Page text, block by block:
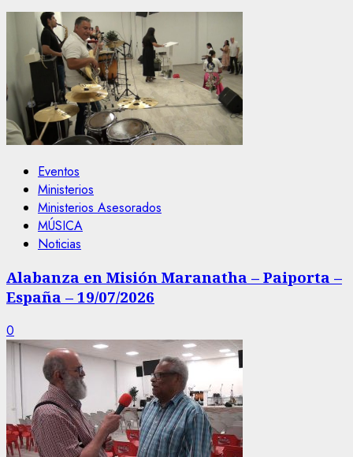
Eventos
Ministerios
Ministerios Asesorados
MÚSICA
Noticias
Alabanza en Misión Maranatha – Paiporta –
España – 19/07/2026
0